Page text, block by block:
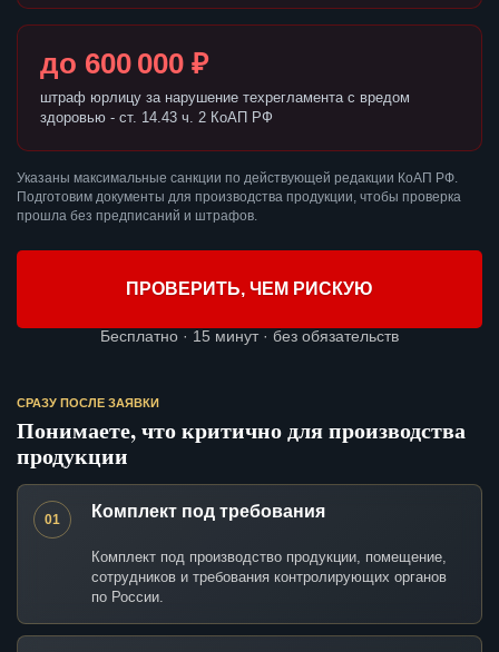
до 600 000 ₽
штраф юрлицу за нарушение техрегламента с вредом
здоровью - ст. 14.43 ч. 2 КоАП РФ
Указаны максимальные санкции по действующей редакции КоАП РФ.
Подготовим документы для производства продукции, чтобы проверка
прошла без предписаний и штрафов.
ПРОВЕРИТЬ, ЧЕМ РИСКУЮ
Бесплатно · 15 минут · без обязательств
СРАЗУ ПОСЛЕ ЗАЯВКИ
Понимаете, что критично для производства
продукции
01 Комплект под требования
Комплект под производство продукции, помещение,
сотрудников и требования контролирующих органов
по России.